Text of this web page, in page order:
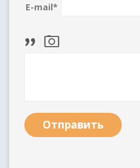
E-mail*
Отправить